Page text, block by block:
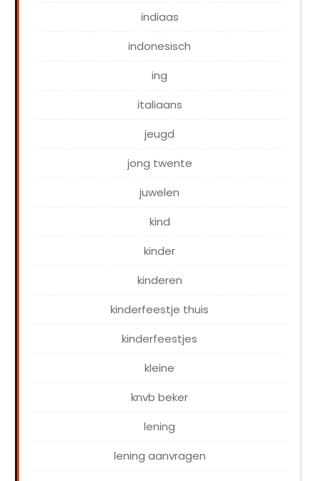
indiaas
indonesisch
ing
italiaans
jeugd
jong twente
juwelen
kind
kinder
kinderen
kinderfeestje thuis
kinderfeestjes
kleine
knvb beker
lening
lening aanvragen